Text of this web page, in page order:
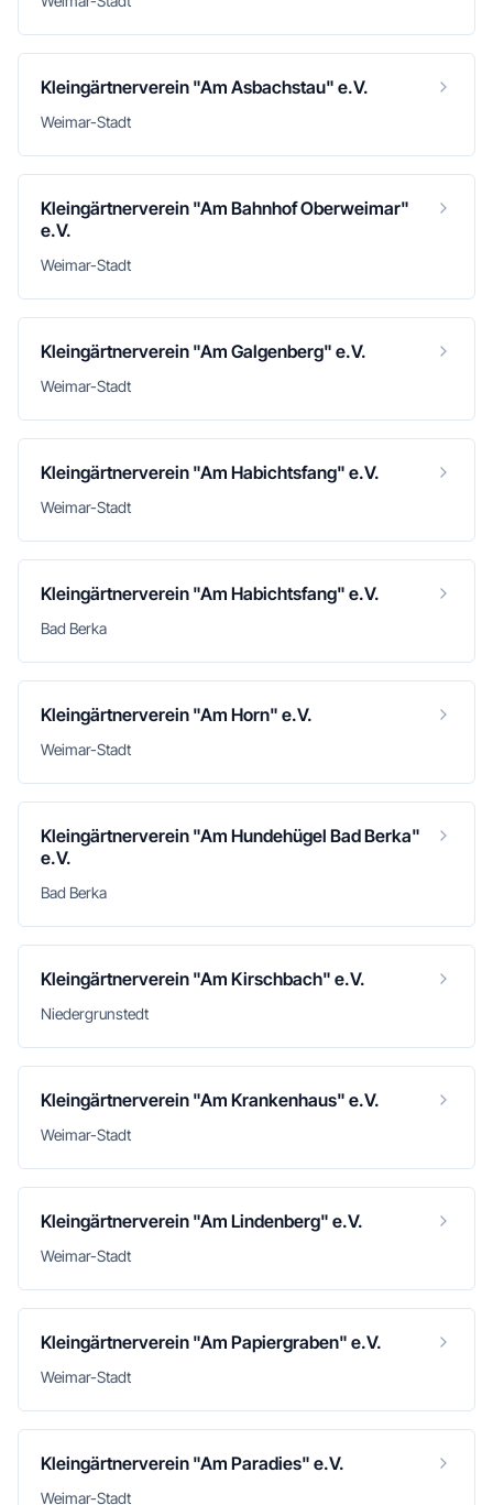
Kleingärtnerverein "Am Asbachstau" e.V.
Weimar-Stadt
Kleingärtnerverein "Am Bahnhof Oberweimar"
e.V.
Weimar-Stadt
Kleingärtnerverein "Am Galgenberg" e.V.
Weimar-Stadt
Kleingärtnerverein "Am Habichtsfang" e.V.
Weimar-Stadt
Kleingärtnerverein "Am Habichtsfang" e.V.
Bad Berka
Kleingärtnerverein "Am Horn" e.V.
Weimar-Stadt
Kleingärtnerverein "Am Hundehügel Bad Berka"
e.V.
Bad Berka
Kleingärtnerverein "Am Kirschbach" e.V.
Niedergrunstedt
Kleingärtnerverein "Am Krankenhaus" e.V.
Weimar-Stadt
Kleingärtnerverein "Am Lindenberg" e.V.
Weimar-Stadt
Kleingärtnerverein "Am Papiergraben" e.V.
Weimar-Stadt
Kleingärtnerverein "Am Paradies" e.V.
Weimar-Stadt